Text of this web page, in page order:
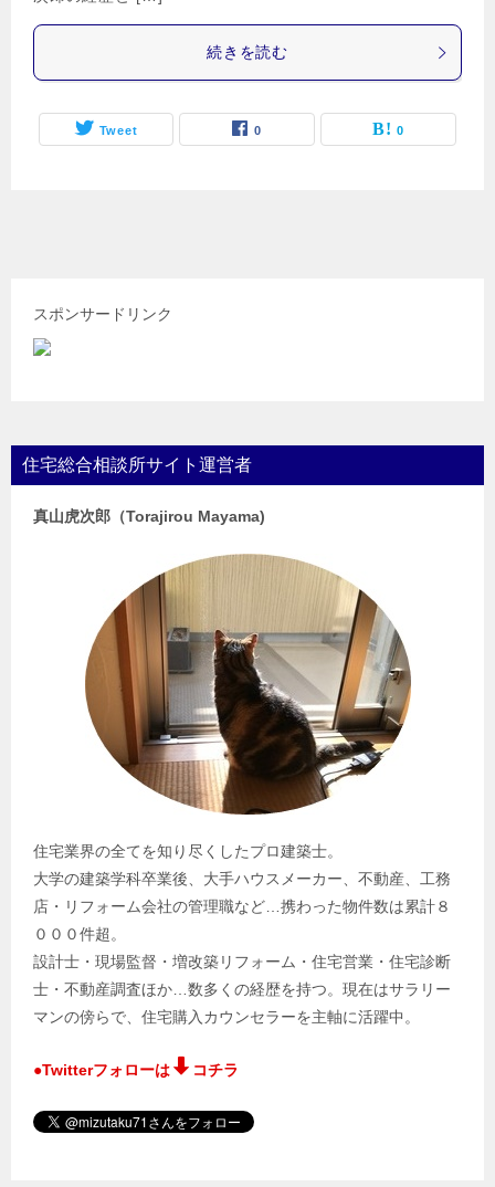
続きを読む
Tweet 0 0
スポンサードリンク
住宅総合相談所サイト運営者
真山虎次郎（Torajirou Mayama)
住宅業界の全てを知り尽くしたプロ建築士。
大学の建築学科卒業後、大手ハウスメーカー、不動産、工務
店・リフォーム会社の管理職など…携わった物件数は累計８
０００件超。
設計士・現場監督・増改築リフォーム・住宅営業・住宅診断
士・不動産調査ほか…数多くの経歴を持つ。現在はサラリー
マンの傍らで、住宅購入カウンセラーを主軸に活躍中。
●Twitterフォローは コチラ